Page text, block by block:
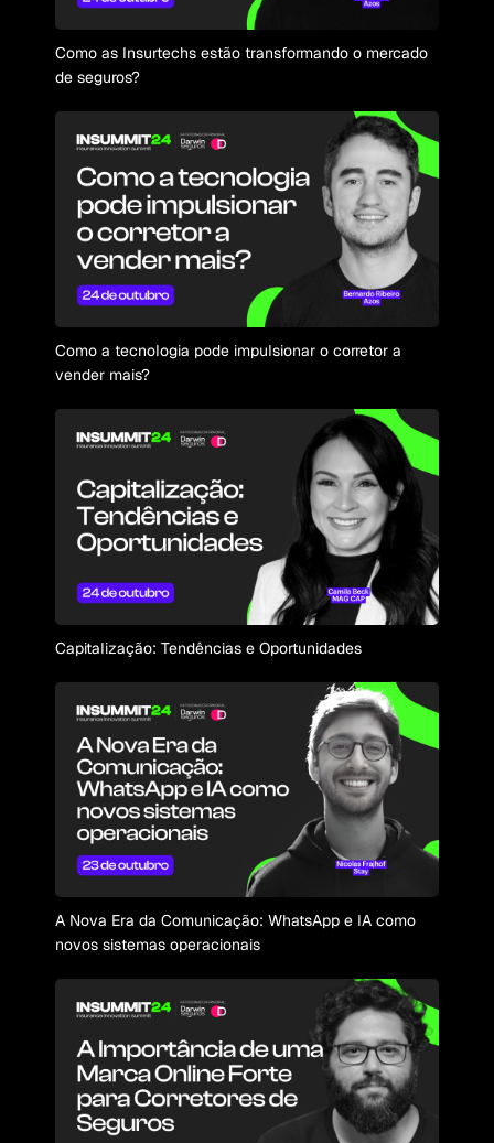
Como as Insurtechs estão transformando o mercado
de seguros?
Como a tecnologia pode impulsionar o corretor a
vender mais?
Capitalização: Tendências e Oportunidades
A Nova Era da Comunicação: WhatsApp e IA como
novos sistemas operacionais